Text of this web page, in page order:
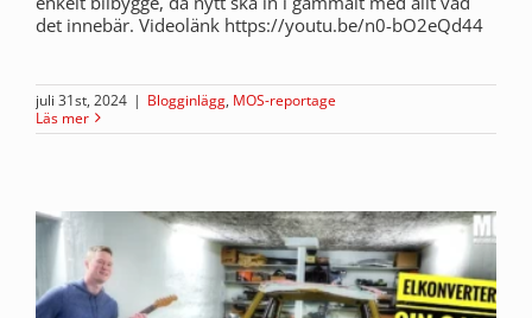
det innebär. Videolänk https://youtu.be/n0-bO2eQd44
juli 31st, 2024 | Blogginlägg, MOS-reportage
Läs mer